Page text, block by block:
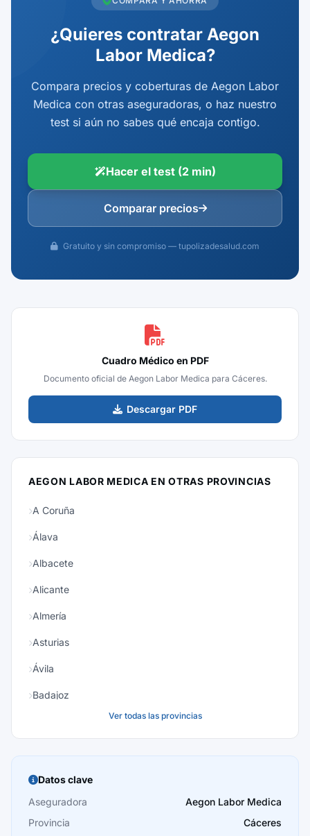
¿Quieres contratar Aegon
Labor Medica?
Compara precios y coberturas de Aegon Labor
Medica con otras aseguradoras, o haz nuestro
test si aún no sabes qué encaja contigo.
Hacer el test (2 min)
Comparar precios
Gratuito y sin compromiso — tupolizadesalud.com
Cuadro Médico en PDF
Documento oficial de Aegon Labor Medica para Cáceres.
Descargar PDF
AEGON LABOR MEDICA EN OTRAS PROVINCIAS
A Coruña
Álava
Albacete
Alicante
Almería
Asturias
Ávila
Badajoz
Burgos
Cáceres
Cádiz
Ver todas las provincias
Datos clave
Aseguradora
Aegon Labor Medica
Provincia
Cáceres